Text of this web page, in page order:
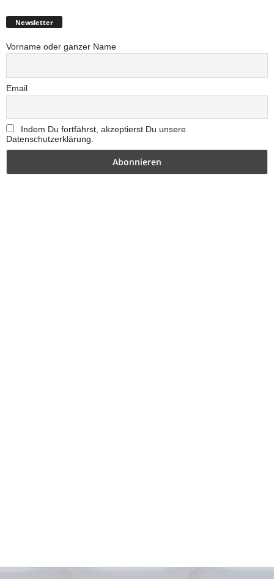
Newsletter
Vorname oder ganzer Name
Email
Indem Du fortfährst, akzeptierst Du unsere
Datenschutzerklärung.